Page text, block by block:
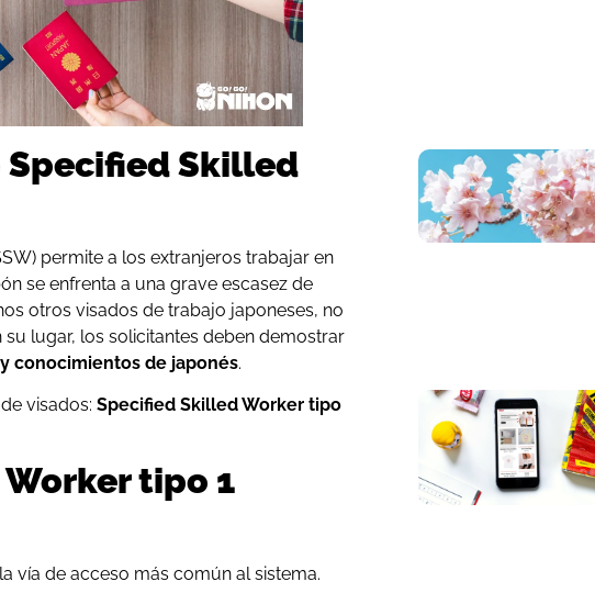
Specified Skilled
permite a los extranjeros trabajar en
se enfrenta a una grave escasez de
otros visados de trabajo japoneses, no
lugar, los solicitantes deben demostrar
conocimientos de japonés.
visados:Specified Skilled Worker tipo
tipo 1
vía de acceso más común al sistema.